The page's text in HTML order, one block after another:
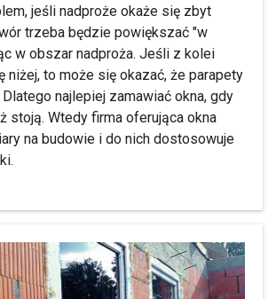
jeśli nadproże okaże się zbyt
trzeba będzie powiększać "w
w obszar nadproża. Jeśli z kolei
niżej, to może się okazać, że parapety
najlepiej zamawiać okna, gdy
stoją. Wtedy firma oferująca okna
na budowie i do nich dostosowuje